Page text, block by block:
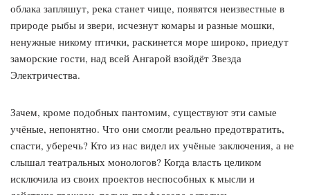
облака запляшут, река станет чище, появятся неизвестные в
природе рыбы и звери, исчезнут комары и разные мошки,
ненужные никому птички, раскинется море широко, приедут
заморские гости, над всей Ангарой взойдёт Звезда
Электричества.
Зачем, кроме подобных пантомим, существуют эти самые
учёные, непонятно. Что они смогли реально предотвратить,
спасти, уберечь? Кто из нас видел их учёные заключения, а не
слышал театральных монологов? Когда власть целиком
исключила из своих проектов неспособных к мысли и